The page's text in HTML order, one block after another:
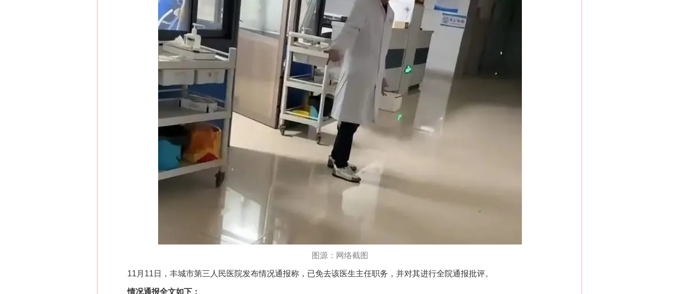
图源：网络截图
11月11日，丰城市第三人民医院发布情况通报称，已免去该医生主任职务，并对其进行全院通报批评。
情况通报全文如下：